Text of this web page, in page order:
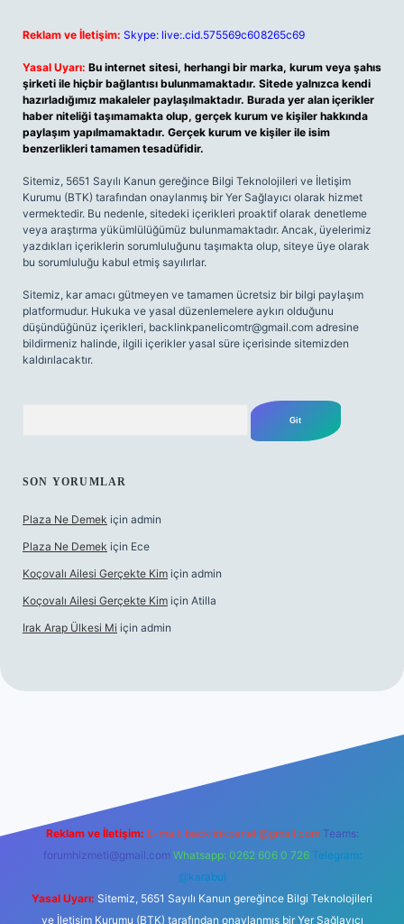
Reklam ve İletişim: Skype: live:.cid.575569c608265c69
Yasal Uyarı: Bu internet sitesi, herhangi bir marka, kurum veya şahıs
şirketi ile hiçbir bağlantısı bulunmamaktadır. Sitede yalnızca kendi
hazırladığımız makaleler paylaşılmaktadır. Burada yer alan içerikler
haber niteliği taşımamakta olup, gerçek kurum ve kişiler hakkında
paylaşım yapılmamaktadır. Gerçek kurum ve kişiler ile isim
benzerlikleri tamamen tesadüfidir.
Sitemiz, 5651 Sayılı Kanun gereğince Bilgi Teknolojileri ve İletişim
Kurumu (BTK) tarafından onaylanmış bir Yer Sağlayıcı olarak hizmet
vermektedir. Bu nedenle, sitedeki içerikleri proaktif olarak denetleme
veya araştırma yükümlülüğümüz bulunmamaktadır. Ancak, üyelerimiz
yazdıkları içeriklerin sorumluluğunu taşımakta olup, siteye üye olarak
bu sorumluluğu kabul etmiş sayılırlar.
Sitemiz, kar amacı gütmeyen ve tamamen ücretsiz bir bilgi paylaşım
platformudur. Hukuka ve yasal düzenlemelere aykırı olduğunu
düşündüğünüz içerikleri, backlinkpanelicomtr@gmail.com adresine
bildirmeniz halinde, ilgili içerikler yasal süre içerisinde sitemizden
kaldırılacaktır.
SON YORUMLAR
Plaza Ne Demek için admin
Plaza Ne Demek için Ece
Koçovalı Ailesi Gerçekte Kim için admin
Koçovalı Ailesi Gerçekte Kim için Atilla
Irak Arap Ülkesi Mi için admin
Reklam ve İletişim: E-mail: backlinkpaneli@gmail.com Teams:
forumhizmeti@gmail.com Whatsapp: 0262 606 0 726 Telegram:
@karabul
Yasal Uyarı: Sitemiz, 5651 Sayılı Kanun gereğince Bilgi Teknolojileri
ve İletişim Kurumu (BTK) tarafından onaylanmış bir Yer Sağlayıcı